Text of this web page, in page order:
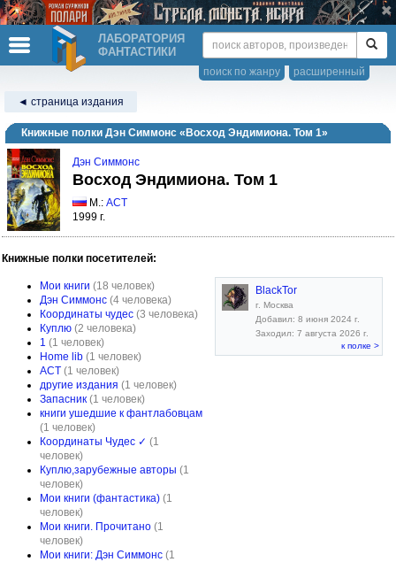
ЛАБОРАТОРИЯ
ФАНТАСТИКИ
расширенный
поиск по жанру
◄ страница издания
Книжные полки Дэн Симмонс «Восход Эндимиона. Том 1»
Дэн Симмонс
Восход Эндимиона. Том 1
М.: АСТ
1999 г.
Книжные полки посетителей:
Мои книги (18 человек)
Дэн Симмонс (4 человека)
Координаты чудес (3 человека)
Куплю (2 человека)
1 (1 человек)
Home lib (1 человек)
АСТ (1 человек)
другие издания (1 человек)
Запасник (1 человек)
книги ушедшие к фантлабовцам
(1 человек)
Координаты Чудес ✓ (1
человек)
Куплю,зарубежные авторы (1
человек)
Мои книги (фантастика) (1
человек)
Мои книги. Прочитано (1
человек)
Мои книги: Дэн Симмонс (1
BlackTor
г. Москва
Добавил: 8 июня 2024 г.
Заходил: 7 августа 2026 г.
к полке >